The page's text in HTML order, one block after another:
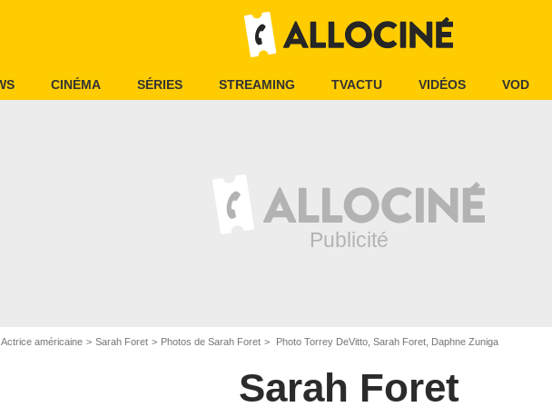
CINÉMA SÉRIES STREAMING TVACTU VIDÉOS VOD
Actrice américaine Sarah Foret Photos de Sarah Foret Photo Torrey DeVitto, Sarah Foret, Daphne Zuniga
Sarah Foret